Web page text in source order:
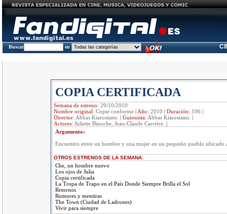
Buscar en
COPIA CERTIFICADA
Semana de estreno: 29/10/2010
Nombre original: Copie conforme| Año: 2010 | Duración: 106 |
Director: Abbas Kiarostami. | Guionista: Abbas Kiarostami. |
Actores: Juliette Binoche, Jean-Claude Carrière. |
Argumento:
Encuentro entre un hombre y una mujer en un pequeño pueblo ubicado
OTROS ESTRENOS DE LA SEMANA:
Che, un hombre nuevo
Los ojos de Julia
Copia certificada
La Tropa de Trapo en el País Donde Siempre Brilla el Sol
Retornos
Rumores y mentiras
The Town (Ciudad de Ladrones)
Vivir para siempre